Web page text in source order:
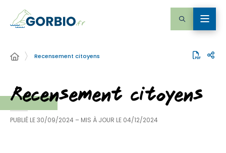
Recensement citoyens
Recensement citoyens
PUBLIÉ LE30/09/2024 – MIS À JOUR LE 04/12/2024